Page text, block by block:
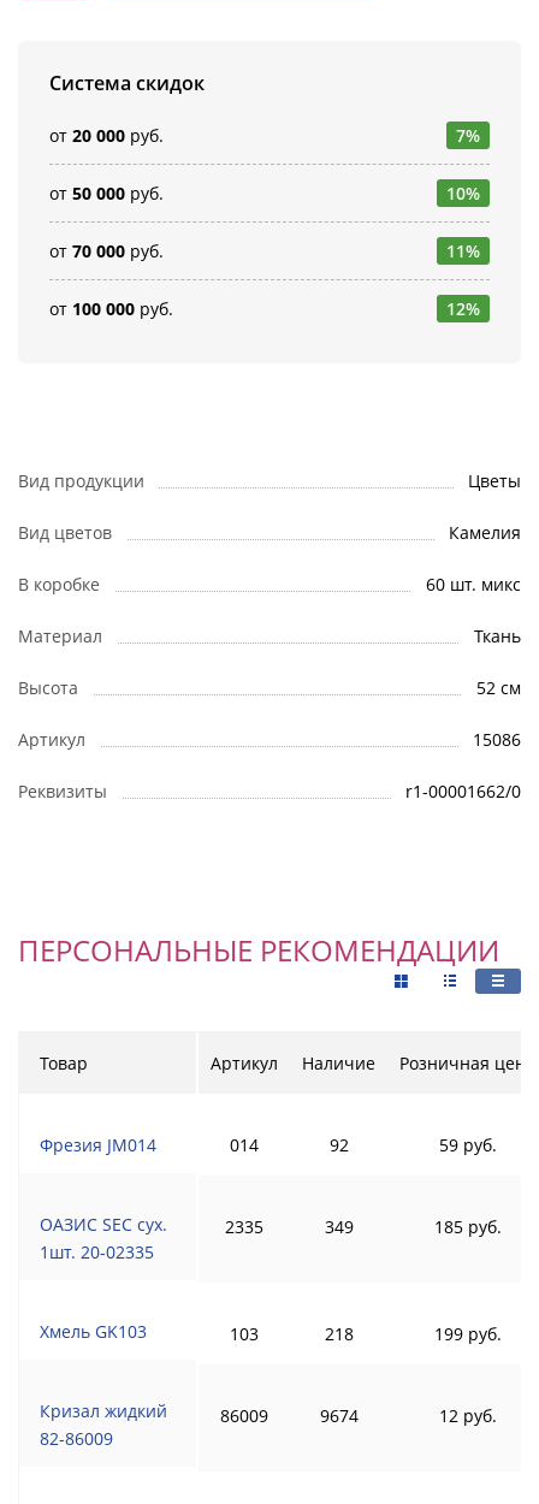
Система скидок
от 20 000 руб. 7%
от 50 000 руб. 10%
от 70 000 руб. 11%
от 100 000 руб. 12%
Вид продукции Цветы
Вид цветов Камелия
В коробке 60 шт. микс
Материал Ткань
Высота 52 см
Артикул 15086
Реквизиты r1-00001662/0
ПЕРСОНАЛЬНЫЕ РЕКОМЕНДАЦИИ
Товар
Фрезия JM014
ОАЗИС SEC сух.
1шт. 20-02335
Хмель GK103
Кризал жидкий
82-86009
Артикул Наличие Розничная цена
014 92 59 руб.
2335 349 185 руб.
103 218 199 руб.
86009 9674 12 руб.